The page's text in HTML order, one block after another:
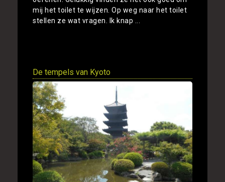
mij het toilet te wijzen. Op weg naar het toilet
stellen ze wat vragen. Ik knap ...
De tempels van Kyoto